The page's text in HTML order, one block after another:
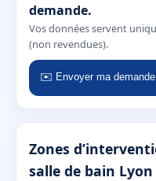
demande.
Vos données servent
(non revendues).
✉️ Envoyer ma demande
Zones
salle de bain